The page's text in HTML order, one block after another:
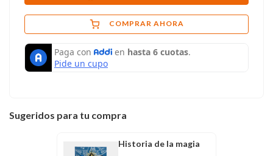
COMPRAR AHORA
Sugeridos para tu compra
Historia de la magia